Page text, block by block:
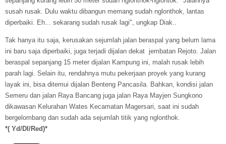
susah rusak. Dulu waktu dibangun memang sudah nglonthok, lantas
diperbaiki. Eh... sekarang sudah rusak lagi", ungkap Diak..
Tak hanya itu saja, kerusakan sejumlah jalan beraspal yang belum lama
ini baru saja diperbaiki, juga terjadi dijalan dekat jembatan Rejoto. Jalan
beraspal sepanjang 15 meter dijalan Kampung ini, malah rusak lebih
parah lagi. Selain itu, rendahnya mutu pekerjaan proyek yang kurang
layak ini, bisa ditemui dijalan Benteng Pancasila. Bahkan, kondisi jalan
Semeru dan jalan Raya Bancang juga jalan Raya Mayjen Sungkono
dikawasan Kelurahan Wates Kecamatan Magersari, saat ini sudah
bergelombang dan sudah ada sejumlah titik yang nglonthok.
*( Yd/DI/Red)*